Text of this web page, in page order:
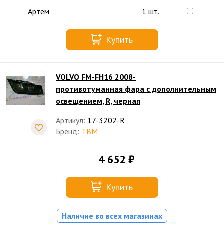
Артём
1 шт.
Купить
VOLVO FM-FH16 2008-
противотуманная фара с дополнительным
освещением, R, черная
Артикул: 17-3202-R
Бренд: TBM
4 652 ₽
Купить
Наличие во всех магазинах